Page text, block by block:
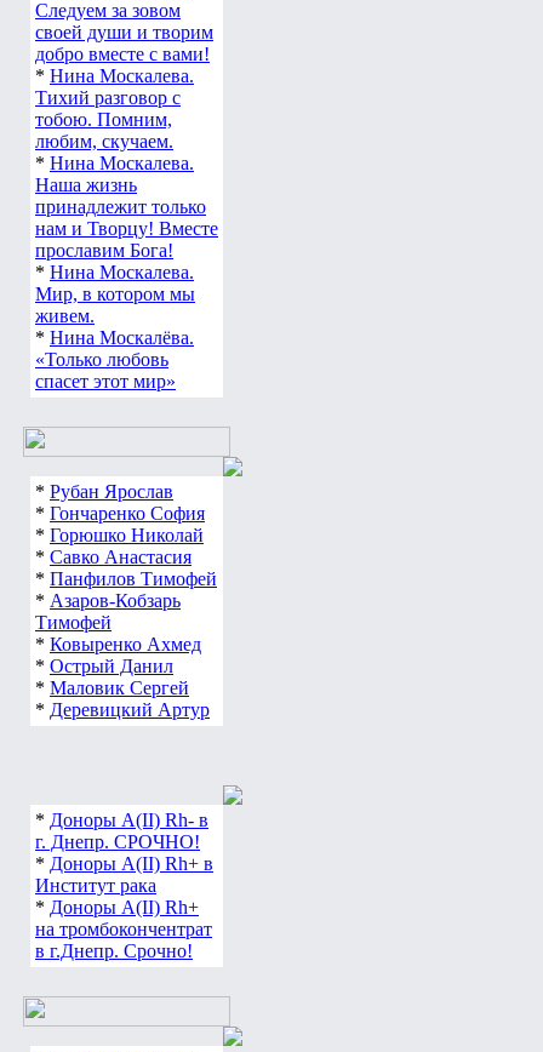
*Нина Москалева.
Следуем за зовом
своей души и творим
добро вместе с вами!
*Нина Москалева.
Тихий разговор с
тобою. Помним,
любим, скучаем.
*Нина Москалева.
Наша жизнь
принадлежит только
нам и Творцу! Вместе
прославим Бога!
*Нина Москалева.
Мир, в котором мы
живем.
*Нина Москалёва.
«Только любовь
* Рубан Ярослав
* Гончаренко София
* Горюшко Николай
* Савко Анастасия
* Панфилов Тимофей
*Азаров-Кобзарь
Тимофей
* Ковыренко Ахмед
* Острый Данил
* Маловик Сергей
* Доноры А(ІІ) Rh- в
г. Днепр. СРОЧНО!
*Доноры А(ІІ) Rh+ в
Институт рака
*Доноры А(ІІ) Rh+
на тромбокончентрат